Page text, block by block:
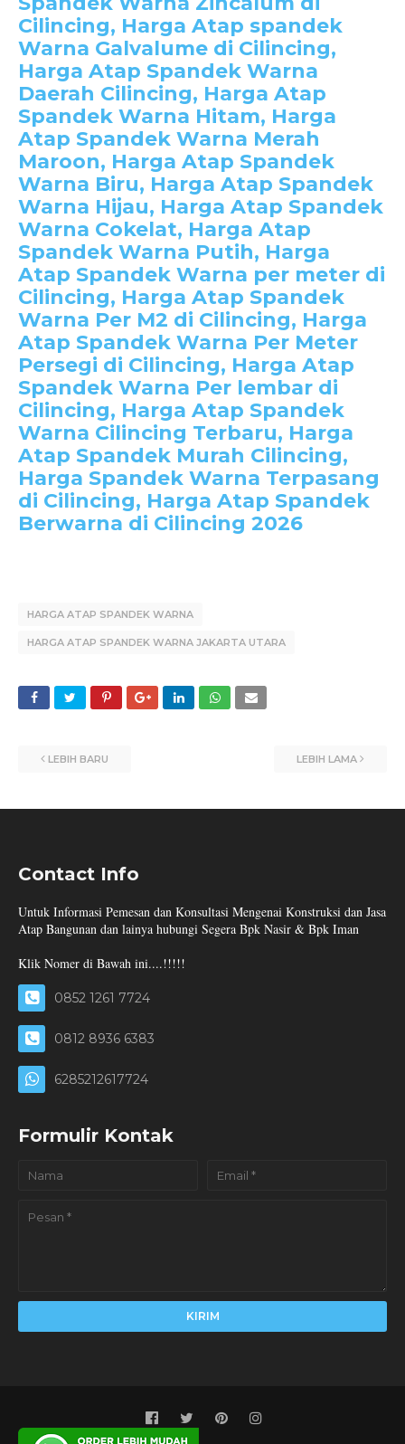
Cilincing, Harga Atap spandek
Warna Galvalume di Cilincing,
Harga Atap Spandek Warna
Daerah Cilincing, Harga Atap
Spandek Warna Hitam, Harga
Atap Spandek Warna Merah
Maroon, Harga Atap Spandek
Warna Biru, Harga Atap Spandek
Warna Hijau, Harga Atap Spandek
Warna Cokelat, Harga Atap
Spandek Warna Putih, Harga
Atap Spandek Warna per meter di
Cilincing, Harga Atap Spandek
Warna Per M2 di Cilincing, Harga
Atap Spandek Warna Per Meter
Persegi di Cilincing, Harga Atap
Spandek Warna Per lembar di
Cilincing, Harga Atap Spandek
Warna Cilincing Terbaru, Harga
Atap Spandek Murah Cilincing,
Harga Spandek Warna Terpasang
di Cilincing, Harga Atap Spandek
Berwarna di Cilincing 2026
HARGA ATAP SPANDEK WARNA
HARGA ATAP SPANDEK WARNA JAKARTA UTARA
LEBIH BARU LEBIH LAMA
Contact Info
Untuk Informasi Pemesan dan Konsultasi Mengenai Konstruksi dan Jasa
Atap Bangunan dan lainya hubungi Segera Bpk Nasir & Bpk Iman
Klik Nomer di Bawah ini....!!!!!
0852 1261 7724
0812 8936 6383
6285212617724
Formulir Kontak